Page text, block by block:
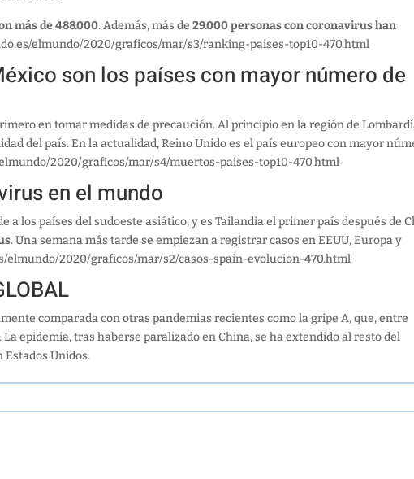
más de 488.000. Además, más de29.000 personas con coronavirus han
elmundo/2020/graficos/mar/s3/ranking-paises-top10-470.html
son los países con mayor número de
en tomar medidas de precaución. Al principio en la región de
del país. En la actualidad, Reino Unido es el país europeo con mayor
2020/graficos/mar/s4/muertos-paises-top10-470.html
en el mundo
a los países del sudoeste asiático, y es Tailandia el primer país después de
. Una semana más tarde se empiezan a registrar casos en EEUU, Europa y
elmundo/2020/graficos/mar/s2/casos-spain-evolucion-470.html
comparada con otras pandemias recientes como la gripe A, que, entre
epidemia, tras haberse paralizado en China, se ha extendido al resto del
Unidos.